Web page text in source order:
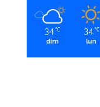
34 ℃
dim
34 ℃
lun